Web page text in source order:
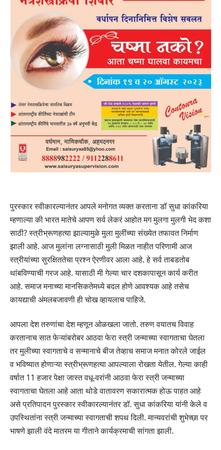
पुरस्कार स्वीकारल्यानंतर आपले मनोगत व्यक्त करताना डॉ सुधा कांकरिया
म्हणाल्या की भारत मातेचे आपण सर्व लेकरं आहोत मग मुलगा मुलगी भेद कशा
साठी? स्त्रीभ्रूणहत्या झाल्यामुळे मुला मुलींच्या संख्येत तफावत निर्माण
झाली आहे. आज मुलांना लग्नासाठी मुली मिळत नाहीत परिणामी आज
स्त्रीयांच्या सुरक्षिततेचा प्रश्न ऐरणीवर आला आहे. हे सर्व ताबडतोब
थांबविण्याची गरज आहे. यासाठी मी गेल्या चार दशकापासून कार्य करीत
आहे. समाज मनाच्या मानसिकतेमध्ये बदल होणे आवश्यक आहे तसेच
कायद्याची अंमलबजावणी ही चोख व्हायलाच पाहिजे.
आपला देश तरुणांचा देश म्हणून ओळखला जातो. तरुण वयातच विवाह
करतानाच सात फेऱ्यांबरोबर आठवा फेरा स्त्री जन्माच्या स्वागताचा घेतला
तर मुलीच्या स्वागताचे व सन्मानाचे बीज तेव्हाच समाज मनात कोरले जाईल
व भविष्यात होणाऱ्या स्त्रीभ्रूणहत्या आपल्याला रोखता येतील. गेल्या काही
वर्षात 11 हजार पेक्षा जास्त वधू-वरांनी आठवा फेरा स्त्री जन्माच्या
स्वागताचा घेतला आहे आता थोडे वातावरण सकारात्मक होऊ पाहत आहे
असे प्रतिपादन पुरस्कार स्वीकारल्यानंतर डॉ. सुधा कांकरिया यांनी केले व
उपस्थितांना स्त्री जन्माच्या स्वागताची शपथ दिली. मान्यवरांची शुभेच्छा पर
भाषणे झाली वंदे मातरम या गीताने कार्यक्रमाची सांगता झाली.